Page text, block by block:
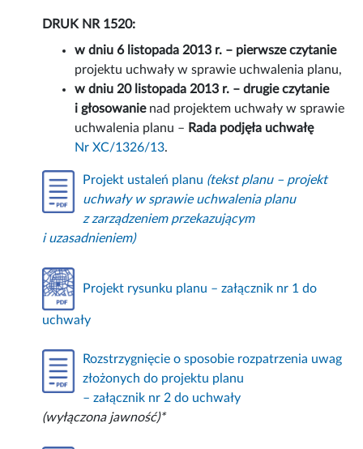
DRUK NR 1520:
w dniu 6 listopada 2013 r. – pierwsze czytanie
projektu uchwały w sprawie uchwalenia planu,
w dniu 20 listopada 2013 r. – drugie czytanie
i głosowanienad projektem uchwały w sprawie
uchwalenia planu – Rada podjęła uchwałę
Nr XC/1326/13.
Projekt ustaleń planu (tekst planu – projekt
uchwały w sprawie uchwalenia planu
z zarządzeniem przekazującym
i uzasadnieniem)
Projekt rysunku planu – załącznik nr 1 do
uchwały
Rozstrzygnięcie o sposobie rozpatrzenia uwag
złożonych do projektu planu
– załącznik nr 2 do uchwały
(wyłączona jawność)*